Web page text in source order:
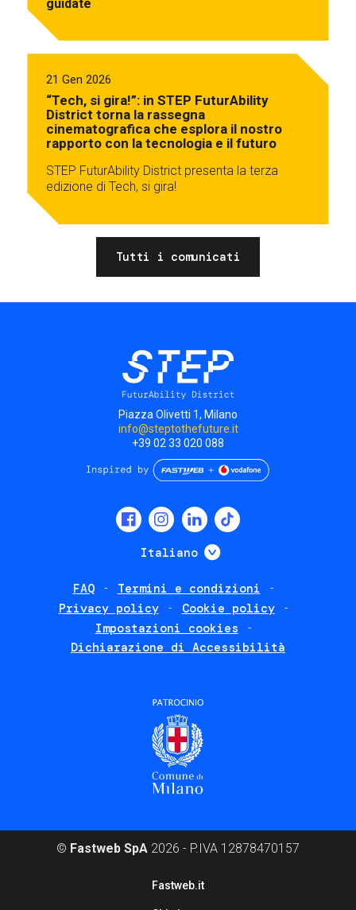
guidate
21 Gen 2026
“Tech, si gira!”: in STEP FuturAbility
District torna la rassegna
cinematografica che esplora il nostro
rapporto con la tecnologia e il futuro
STEP FuturAbility District presenta la terza
edizione di Tech, si gira!
Tutti i comunicati
Piazza Olivetti 1, Milano
info@steptothefuture.it
+39 02 33 020 088
Italiano Mostra ulteriori
FAQ
Termini e condizioni
Privacy policy
Cookie policy
Impostazioni cookies
Dichiarazione di Accessibilità
© Fastweb SpA 2026 - P.IVA 12878470157
Fastweb.it